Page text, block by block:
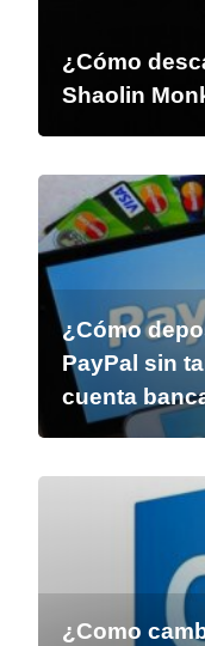
¿Cómo
Shaolin
¿Cómo
PayPal sin
cuenta
¿Como